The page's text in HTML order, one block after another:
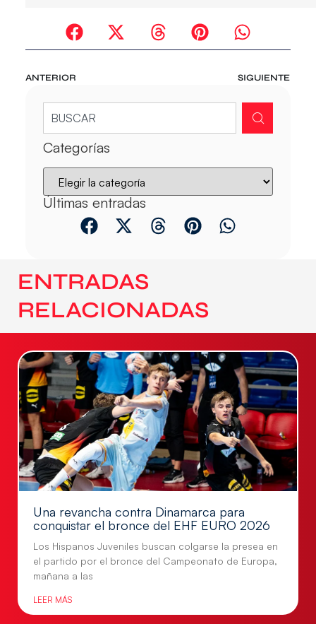
ANTERIOR SIGUIENTE
Categorías
Últimas entradas
ENTRADAS
RELACIONADAS
Una revancha contra Dinamarca para
conquistar el bronce del EHF EURO 2026
Los Hispanos Juveniles buscan colgarse la presea en
el partido por el bronce del Campeonato de Europa,
mañana a las
LEER MÁS